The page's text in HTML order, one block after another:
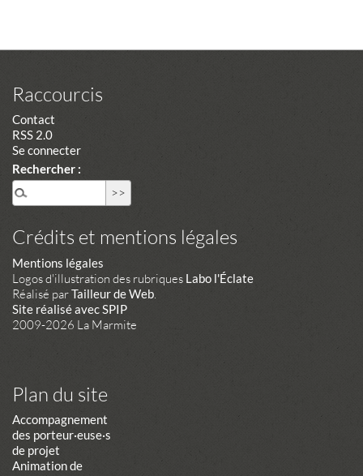
Raccourcis
Contact
RSS 2.0
Se connecter
Rechercher :
Crédits et mentions légales
Mentions légales
Logos d'illustration des rubriques Labo l'Éclate
Réalisé parTailleur de Web
Site réalisé avec SPIP
2009-2026 La Marmite
Plan du site
Accompagnement
des porteur·euse·s
de projet
Animation de